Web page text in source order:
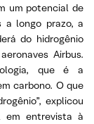
um potencial de
a longo prazo, a
do hidrogênio
Airbus.
que é a
carbono. O que
explicou
em entrevista à